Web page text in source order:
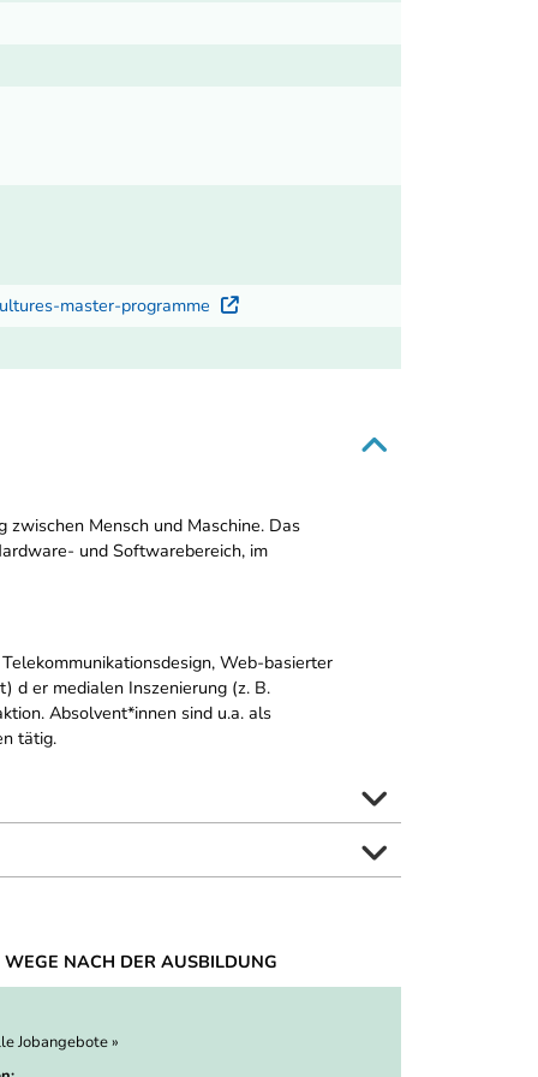
master-programme Externer Link
Mensch und Maschine. Das
und Softwarebereich, im
Web-basierter
d er medialen Inszenierung (z. B.
Absolvent*innen sind u.a. als
tätig.
WEGE NACH DER AUSBILDUNG
Jobangebote »